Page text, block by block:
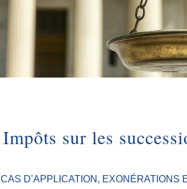
Impôts sur les
CAS D’APPLICATION, EXONÉRATIONS